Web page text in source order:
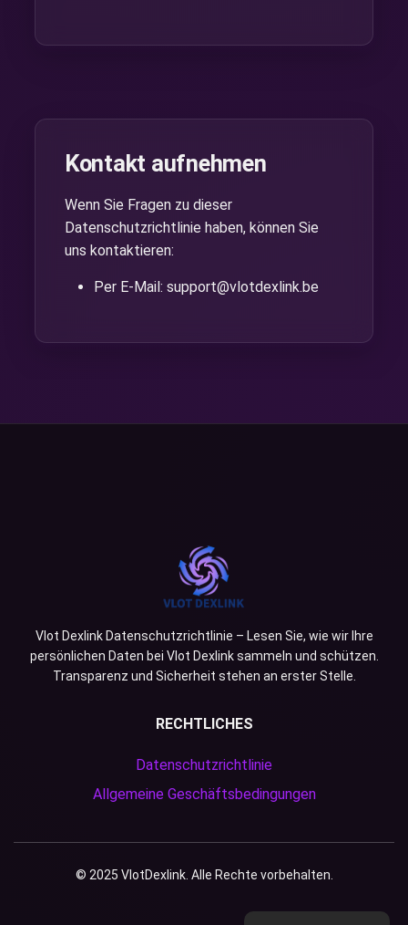
Kontakt aufnehmen
Wenn Sie Fragen zu dieser
Datenschutzrichtlinie haben, können Sie
uns kontaktieren:
Per E-Mail: support@vlotdexlink.be
Vlot Dexlink Datenschutzrichtlinie – Lesen Sie, wie wir Ihre
persönlichen Daten bei Vlot Dexlink sammeln und schützen.
Transparenz und Sicherheit stehen an erster Stelle.
RECHTLICHES
Datenschutzrichtlinie
Allgemeine Geschäftsbedingungen
© 2025 VlotDexlink. Alle Rechte vorbehalten.